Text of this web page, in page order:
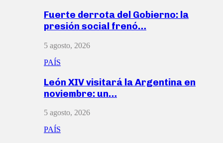
Fuerte derrota del Gobierno: la
presión social frenó…
5 agosto, 2026
PAÍS
León XIV visitará la Argentina en
noviembre: un…
5 agosto, 2026
PAÍS